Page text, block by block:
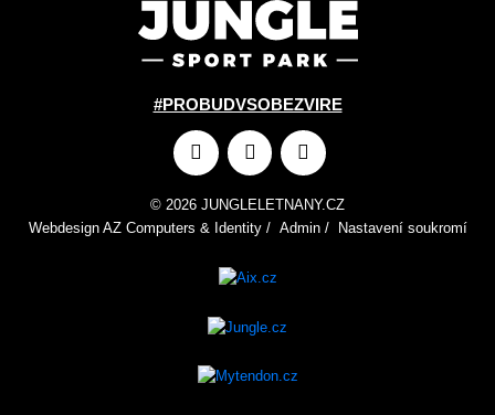
#PROBUDVSOBEZVIRE
© 2026 JUNGLELETNANY.CZ
Webdesign AZ Computers & Identity/ Admin/ Nastavení soukromí